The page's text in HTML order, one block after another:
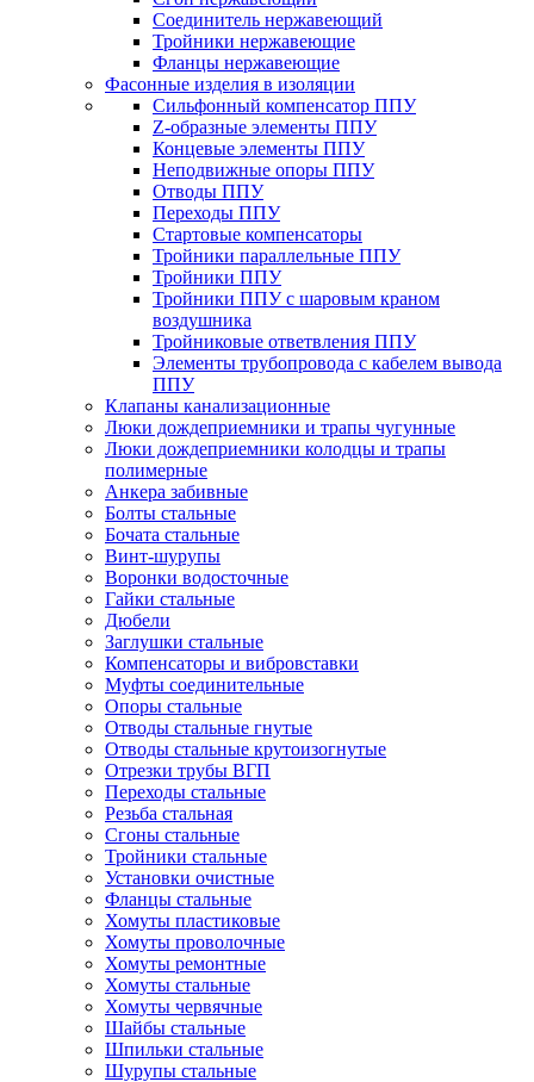
Соединитель нержавеющий
Тройники нержавеющие
Фланцы нержавеющие
Фасонные изделия в изоляции
Cильфонный компенсатор ППУ
Z-образные элементы ППУ
Концевые элементы ППУ
Неподвижные опоры ППУ
Отводы ППУ
Переходы ППУ
Стартовые компенсаторы
Тройники параллельные ППУ
Тройники ППУ
Тройники ППУ с шаровым краном
воздушника
Тройниковые ответвления ППУ
Элементы трубопровода с кабелем вывода
ППУ
Клапаны канализационные
Люки дождеприемники и трапы чугунные
Люки дождеприемники колодцы и трапы
полимерные
Анкера забивные
Болты стальные
Бочата стальные
Винт-шурупы
Воронки водосточные
Гайки стальные
Дюбели
Заглушки стальные
Компенсаторы и вибровставки
Муфты соединительные
Опоры стальные
Отводы стальные гнутые
Отводы стальные крутоизогнутые
Отрезки трубы ВГП
Переходы стальные
Резьба стальная
Сгоны стальные
Тройники стальные
Установки очистные
Фланцы стальные
Хомуты пластиковые
Хомуты проволочные
Хомуты ремонтные
Хомуты стальные
Хомуты червячные
Шайбы стальные
Шпильки стальные
Шурупы стальные